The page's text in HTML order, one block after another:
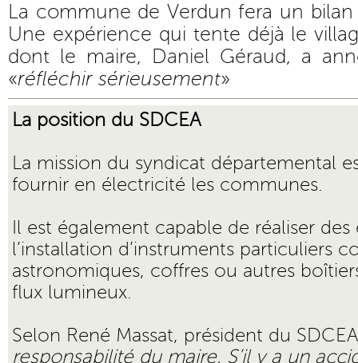
La commune de Verdun fera un bilan
Une expérience qui tente déjà le
dont le maire, Daniel Géraud, a
«réfléchir sérieusement»
La position du SDCEA
La mission du syndicat départemental
fournir en électricité les communes.
Il est également capable de réaliser des
l’installation d’instruments particuliers
astronomiques, coffres ou autres
flux lumineux.
Selon René Massat, président du
responsabilité du maire. S’il y a un